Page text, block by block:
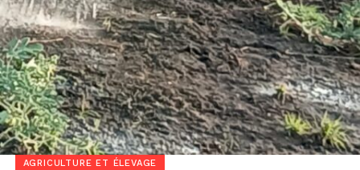
AGRICULTURE ET ÉLEVAGE